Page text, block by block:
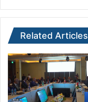
Related Articles